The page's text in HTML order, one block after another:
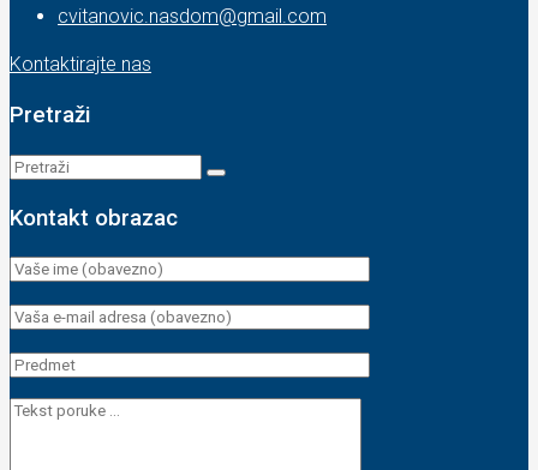
cvitanovic.nasdom@gmail.com
Kontaktirajte nas
Pretraži
Kontakt obrazac